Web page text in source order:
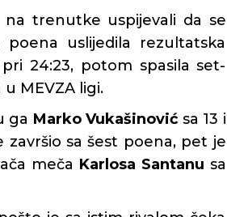
trenutke uspijevali da se
uslijedila rezultatska
24:23, potom spasila set-
MEVZA ligi.
ga Marko Vukašinovićsa 13 i
završio sa šest poena, pet je
meča Karlosa Santanu sa